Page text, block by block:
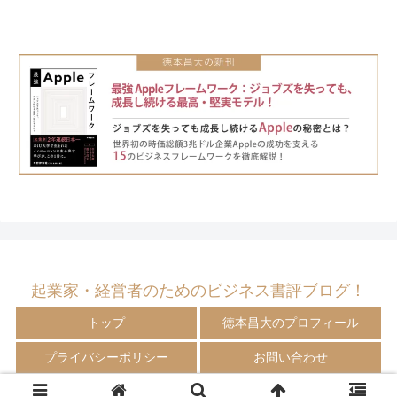
起業家・経営者のためのビジネス書評ブログ！
トップ 徳本昌大のプロフィール
プライバシーポリシー お問い合わせ
© 2009-2024 徳本昌大の書評ブログ！